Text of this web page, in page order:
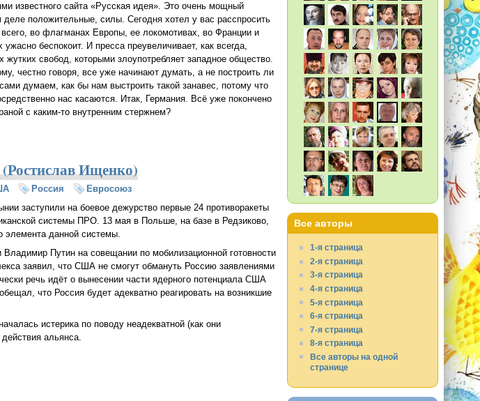
известного сайта «Русская идея». Это очень мощный
положительные, силы. Сегодня хотел у вас расспросить
во флагманах Европы, ее локомотивах, во Франции и
беспокоит. И пресса преувеличивает, как всегда,
свобод, которыми злоупотребляет западное общество.
честно говоря, все уже начинают думать, а не построить ли
думаем, как бы нам выстроить такой занавес, потому что
нас касаются. Итак, Германия. Всё уже покончено
с каким-то внутренним стержнем?
Ищенко)
Россия
Евросоюз
заступили на боевое дежурство первые 24 противоракеты
системы ПРО. 13 мая в Польше, на базе в Редзиково,
элемента данной системы.
Путин на совещании по мобилизационной готовности
заявил, что США не смогут обмануть Россию заявлениями
речь идёт о вынесении части ядерного потенциала США
что Россия будет адекватно реагировать на возникшие
истерика по поводу неадекватной (как они
альянса.
Ищенко)
Все авторы
1-я страница
2-я страница
3-я страница
4-я страница
5-я страница
6-я страница
7-я страница
8-я страница
Все авторы на одной
странице